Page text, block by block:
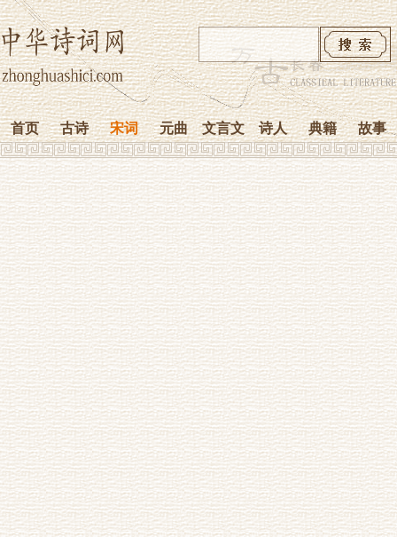
首页 古诗 宋词 元曲 文言文 诗人 典籍 故事